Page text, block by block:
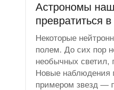
Астрономы
превратиться
Некоторые
полем. До сих пор
необычных светил,
Новые наблюдения
примером звезд —